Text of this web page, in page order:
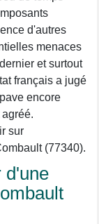
d'autres
menaces
et surtout
français a jugé
encore
sur
(77340).
d'une